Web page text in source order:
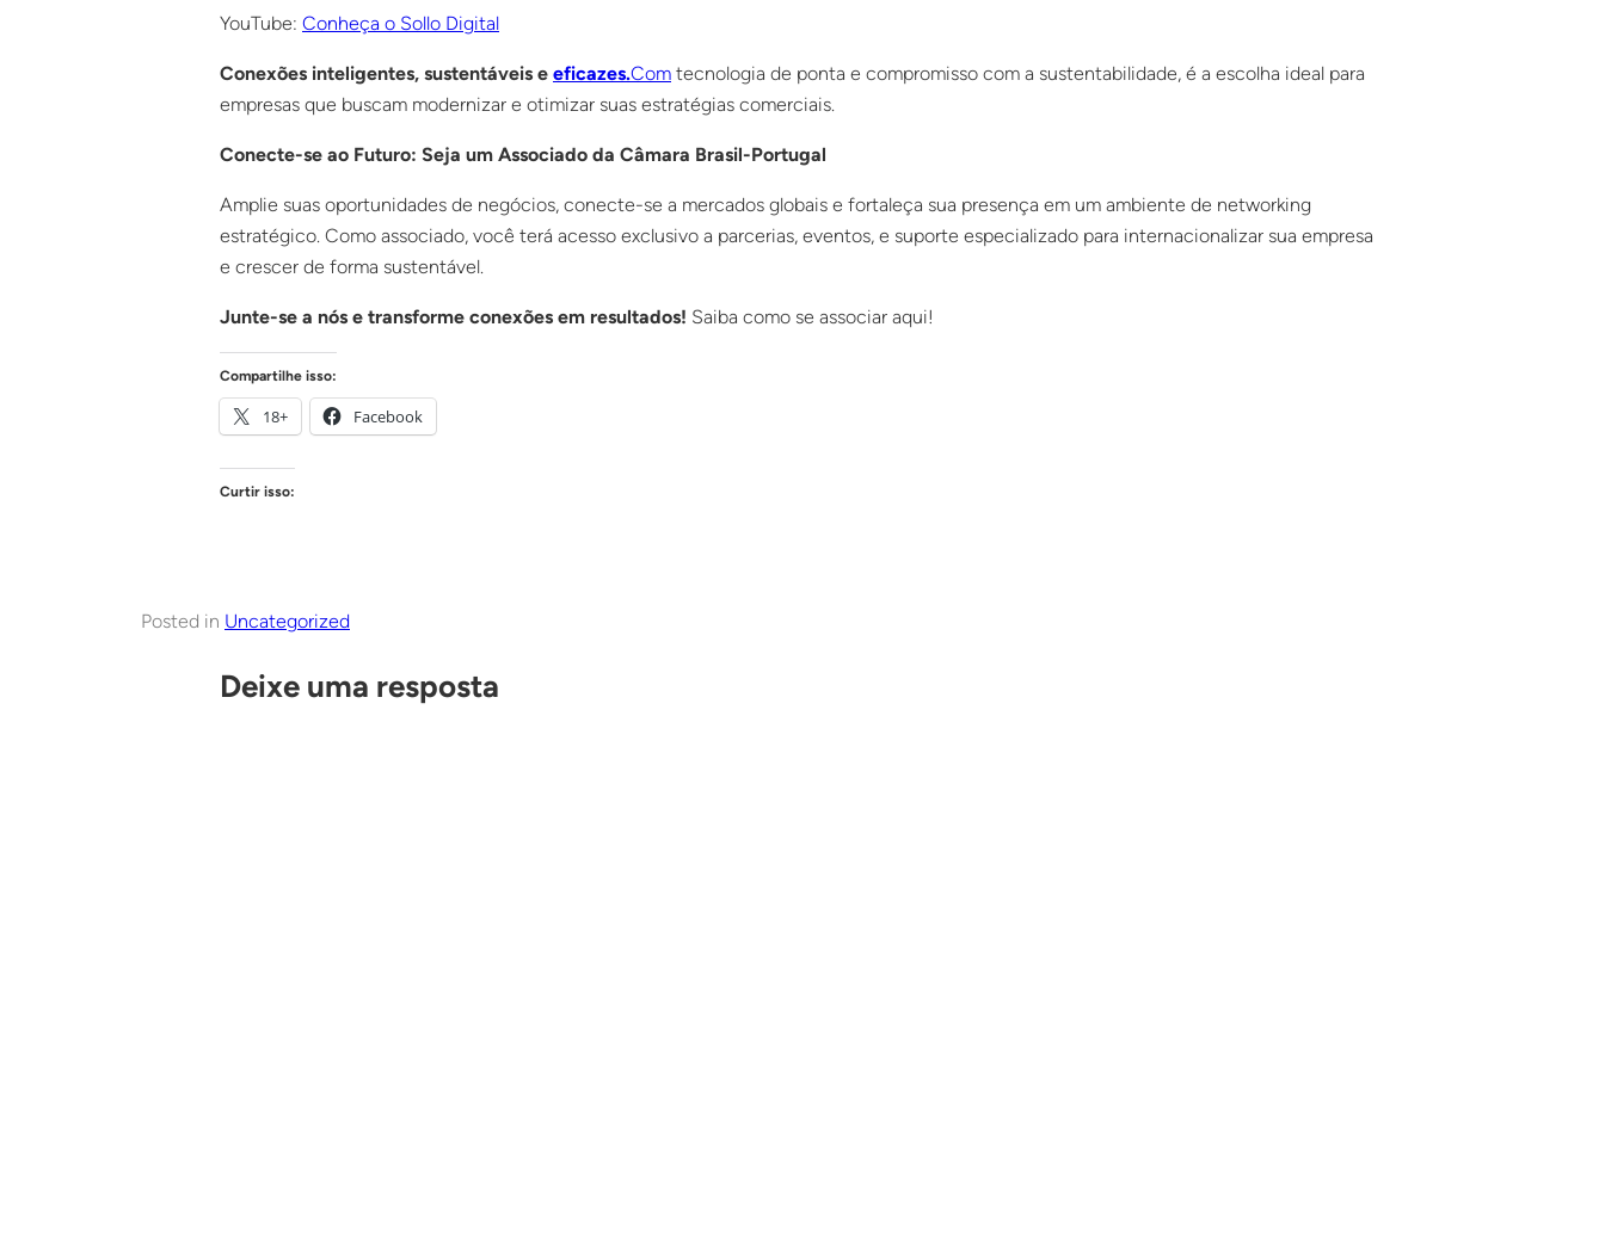
YouTube: Conheça o Sollo Digital
Conexões inteligentes, sustentáveis e eficazes.Com tecnologia de ponta e compromisso com a sustentabilidade, é a escolha ideal para
empresas que buscam modernizar e otimizar suas estratégias comerciais.
Conecte-se ao Futuro: Seja um Associado da Câmara Brasil-Portugal
Amplie suas oportunidades de negócios, conecte-se a mercados globais e fortaleça sua presença em um ambiente de networking
estratégico. Como associado, você terá acesso exclusivo a parcerias, eventos, e suporte especializado para internacionalizar sua empresa
e crescer de forma sustentável.
Junte-se a nós e transforme conexões em resultados! Saiba como se associar aqui!
Compartilhe isso:
18+ Facebook
Curtir isso:
Posted in Uncategorized
Deixe uma resposta